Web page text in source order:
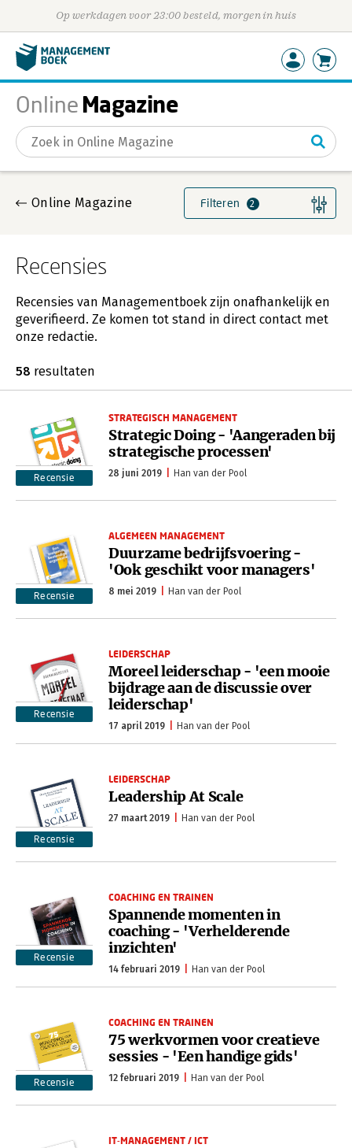
Op werkdagen voor 23:00 besteld, morgen in huis
Online Magazine
Gevonden artikelen
Online Magazine Filteren 2
Recensies
Recensies van Managementboek zijn onafhankelijk en
geverifieerd. Ze komen tot stand in direct contact met
onze redactie.
58 resultaten
Recensie
STRATEGISCH MANAGEMENT
Strategic Doing - 'Aangeraden bij
strategische processen'
28 juni 2019 Han van der Pool
Recensie
ALGEMEEN MANAGEMENT
Duurzame bedrijfsvoering -
'Ook geschikt voor managers'
8 mei 2019 Han van der Pool
Recensie
LEIDERSCHAP
Moreel leiderschap - 'een mooie
bijdrage aan de discussie over
leiderschap'
17 april 2019 Han van der Pool
Recensie
LEIDERSCHAP
Leadership At Scale
27 maart 2019 Han van der Pool
Recensie
COACHING EN TRAINEN
Spannende momenten in
coaching - 'Verhelderende
inzichten'
14 februari 2019 Han van der Pool
Recensie
COACHING EN TRAINEN
75 werkvormen voor creatieve
sessies - 'Een handige gids'
12 februari 2019 Han van der Pool
IT-MANAGEMENT / ICT